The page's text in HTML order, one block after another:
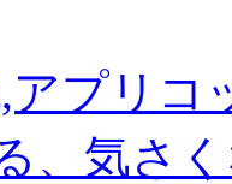
アプリ
、気さ